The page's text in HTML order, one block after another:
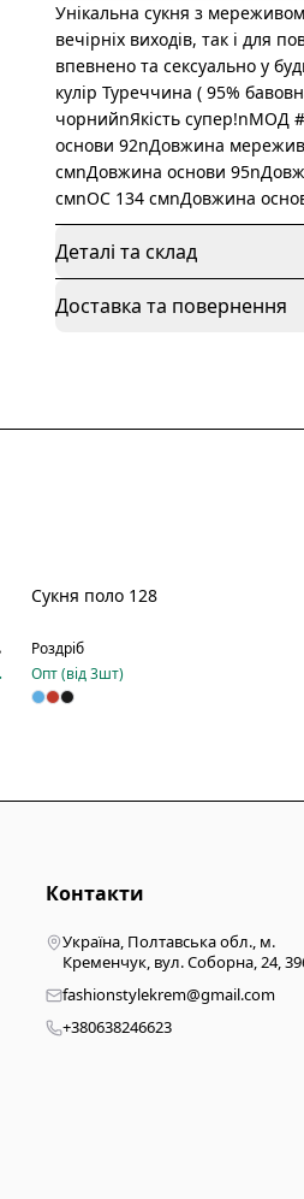
Унікальна сукня з
вечірніх виходів, так і для
впевнено та сексуально у
кулір Туреччина ( 95%
чорнийnЯкість супер!nМОД
основи 92nДовжина
смnДовжина основи
смnОС 134 смnДовжина
Деталі та склад
Доставка та повернення
Сукня поло 128
Роздріб
Опт (від3шт)
Контакти
Україна, Полтавська обл., м.
Кременчук, вул. Соборна, 24,
fashionstylekrem@gmail.com
+380638246623